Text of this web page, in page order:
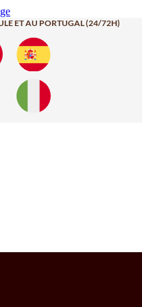
ET AU PORTUGAL (24/72H)